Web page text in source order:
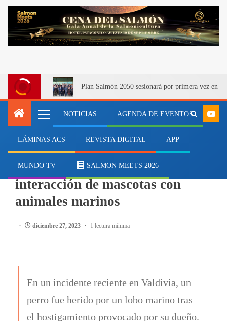
Plan Salmón 2050 sesionará por primera vez en
NOTICIAS AGENDA DE EVENTOS
LÁMINAS ACS REVISTA DIGITAL APP
MUNDO TV SALMON MEETS 2026
Sernapesca llama a evitar
interacción de mascotas con
animales marinos
diciembre 27, 2023 1 lectura mínima
En un incidente reciente en Valdivia, un
perro fue herido por un lobo marino tras
el hostigamiento provocado por su dueño.